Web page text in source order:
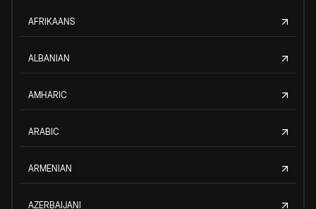
AFRIKAANS
ALBANIAN
AMHARIC
ARABIC
ARMENIAN
AZERBAIJANI